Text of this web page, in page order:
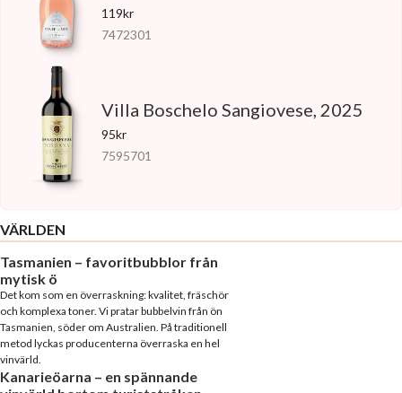
119kr
7472301
Villa Boschelo Sangiovese, 2025
95kr
7595701
VÄRLDEN
Tasmanien – favoritbubblor från
mytisk ö
Det kom som en överraskning: kvalitet, fräschör
och komplexa toner. Vi pratar bubbelvin från ön
Tasmanien, söder om Australien. På traditionell
metod lyckas producenterna överraska en hel
vinvärld.
Kanarieöarna – en spännande